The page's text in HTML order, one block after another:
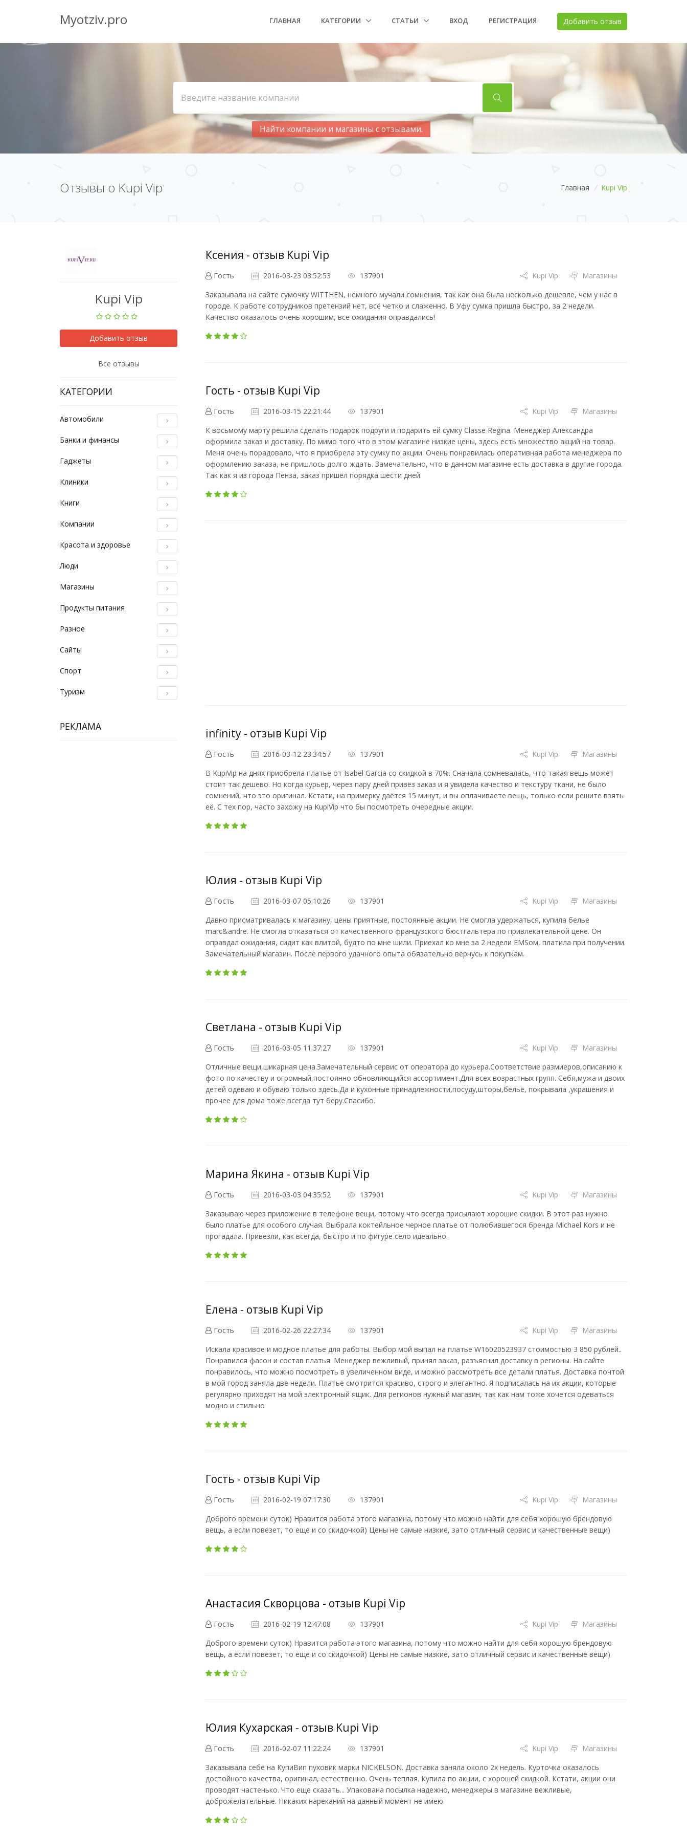
Myotziv.pro ГЛАВНАЯ КАТЕГОРИИ СТАТЬИ ВХОД РЕГИСТРАЦИЯ Добавить отзыв
Найти компании и магазины с отзывами.
Отзывы о Kupi Vip Главная / Kupi Vip
Kupi Vip
Добавить отзыв
Все отзывы
КАТЕГОРИИ
Автомобили
Банки и финансы
Гаджеты
Клиники
Книги
Компании
Красота и здоровье
Люди
Магазины
Продукты питания
Разное
Сайты
Спорт
Туризм
РЕКЛАМА
Ксения - отзыв Kupi Vip
Гость 2016-03-23 03:52:53 137901 Kupi Vip
Магазины
Заказывала на сайте сумочку WITTHEN, немного мучали сомнения, так как она была несколько дешевле, чем у нас в
городе. К работе сотрудников претензий нет, всё четко и слаженно. В Уфу сумка пришла быстро, за 2 недели.
Качество оказалось очень хорошим, все ожидания оправдались!
Гость - отзыв Kupi Vip
Гость 2016-03-15 22:21:44 137901 Kupi Vip
Магазины
К восьмому марту решила сделать подарок подруги и подарить ей сумку Classe Regina. Менеджер Александра
оформила заказ и доставку. По мимо того что в этом магазине низкие цены, здесь есть множество акций на товар.
Меня очень порадовало, что я приобрела эту сумку по акции. Очень понравилась оперативная работа менеджера по
оформлению заказа, не пришлось долго ждать. Замечательно, что в данном магазине есть доставка в другие города.
Так как я из города Пенза, заказ пришёл порядка шести дней.
infinity - отзыв Kupi Vip
Гость 2016-03-12 23:34:57 137901 Kupi Vip
Магазины
В KupiVip на днях приобрела платье от Isabel Garcia со скидкой в 70%. Сначала сомневалась, что такая вещь может
стоит так дешево. Но когда курьер, через пару дней привёз заказ и я увидела качество и текстуру ткани, не было
сомнений, что это оригинал. Кстати, на примерку даётся 15 минут, и вы оплачиваете вещь, только если решите взять
её. С тех пор, часто захожу на KupiVip что бы посмотреть очередные акции.
Юлия - отзыв Kupi Vip
Гость 2016-03-07 05:10:26 137901 Kupi Vip
Магазины
Давно присматривалась к магазину, цены приятные, постоянные акции. Не смогла удержаться, купила белье
marc&andre. Не смогла отказаться от качественного французского бюстгальтера по привлекательной цене. Он
оправдал ожидания, сидит как влитой, будто по мне шили. Приехал ко мне за 2 недели ЕMSом, платила при получении.
Замечательный магазин. После первого удачного опыта обязательно вернусь к покупкам.
Светлана - отзыв Kupi Vip
Гость 2016-03-05 11:37:27 137901 Kupi Vip
Магазины
Отличные вещи,шикарная цена.Замечательный сервис от оператора до курьера.Соответствие размиеров,описанию к
фото по качеству и огромный,постоянно обновляющийся ассортимент.Для всех возрастных групп. Себя,мужа и двоих
детей одеваю и обуваю только здесь.Да и кухонные принадлежности,посуду,шторы,бельё, покрывала ,украшения и
прочее для дома тоже всегда тут беру.Спасибо.
Марина Якина - отзыв Kupi Vip
Гость 2016-03-03 04:35:52 137901 Kupi Vip
Магазины
Заказываю через приложение в телефоне вещи, потому что всегда присылают хорошие скидки. В этот раз нужно
было платье для особого случая. Выбрала коктейльное черное платье от полюбившегося бренда Michael Kors и не
прогадала. Привезли, как всегда, быстро и по фигуре село идеально.
Елена - отзыв Kupi Vip
Гость 2016-02-26 22:27:34 137901 Kupi Vip
Магазины
Искала красивое и модное платье для работы. Выбор мой выпал на платье W16020523937 стоимостью 3 850 рублей..
Понравился фасон и состав платья. Менеджер вежливый, принял заказ, разъяснил доставку в регионы. На сайте
понравилось, что можно посмотреть в увеличенном виде, и можно рассмотреть все детали платья. Доставка почтой
в мой город заняла две недели. Платье смотрится красиво, строго и элегантно. Я подписалась на их акции, которые
регулярно приходят на мой электронный ящик. Для регионов нужный магазин, так как нам тоже хочется одеваться
модно и стильно
Гость - отзыв Kupi Vip
Гость 2016-02-19 07:17:30 137901 Kupi Vip
Магазины
Доброго времени суток) Нравится работа этого магазина, потому что можно найти для себя хорошую брендовую
вещь, а если повезет, то еще и со скидочкой) Цены не самые низкие, зато отличный сервис и качественные вещи)
Анастасия Скворцова - отзыв Kupi Vip
Гость 2016-02-19 12:47:08 137901 Kupi Vip
Магазины
Доброго времени суток) Нравится работа этого магазина, потому что можно найти для себя хорошую брендовую
вещь, а если повезет, то еще и со скидочкой) Цены не самые низкие, зато отличный сервис и качественные вещи)
Юлия Кухарская - отзыв Kupi Vip
Гость 2016-02-07 11:22:24 137901 Kupi Vip
Магазины
Заказывала себе на КупиВип пуховик марки NICKELSON. Доставка заняла около 2х недель. Курточка оказалось
достойного качества, оригинал, естественно. Очень теплая. Купила по акции, с хорошей скидкой. Кстати, акции они
проводят частенько. Что еще сказать... Упакована посылка надежно, менеджеры в магазине вежливые,
доброжелательные. Никаких нареканий на данный момент не имею.